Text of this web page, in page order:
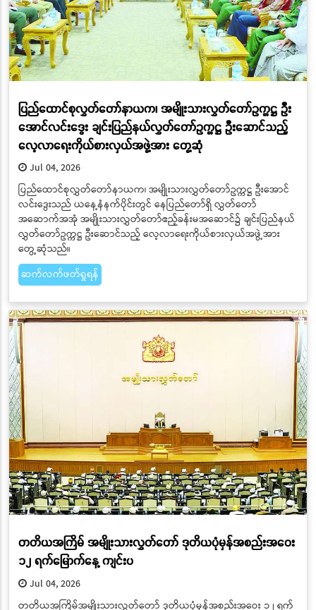
ပြည်ထောင်စုလွှတ်တော်နာယက၊ အမျိုးသားလွှတ်တော်ဥက္ကဋ္ဌ ဦး
အောင်လင်းဒွေး ချင်းပြည်နယ်လွှတ်တော်ဥက္ကဋ္ဌ ဦးဆောင်သည့်
လေ့လာရေးကိုယ်စားလှယ်အဖွဲ့အား တွေ့ဆုံ
Jul 04, 2026
ပြည်ထောင်စုလွှတ်တော်နာယက၊ အမျိုးသားလွှတ်တော်ဥက္ကဋ္ဌ ဦးအောင်
လင်းဒွေးသည် ယနေ့နံနက်ပိုင်းတွင် နေပြည်တော်ရှိ လွှတ်တော်
အဆောက်အအုံ အမျိုးသားလွှတ်တော်ဧည့်ခန်းမအဆောင်၌ ချင်းပြည်နယ်
လွှတ်တော်ဥက္ကဋ္ဌ ဦးဆောင်သည့် လေ့လာရေးကိုယ်စားလှယ်အဖွဲ့အား
တွေ့ဆုံသည်။
ဆက်လက်ဖတ်ရှုရန်
တတိယအကြိမ် အမျိုးသားလွှတ်တော် ဒုတိယပုံမှန်အစည်းအဝေး
၁၂ ရက်မြောက်နေ့ ကျင်းပ
Jul 04, 2026
တတိယအကြိမ်အမျိုးသားလွှတ်တော် ဒုတိယပုံမှန်အစည်းအဝေး ၁၂ ရက်